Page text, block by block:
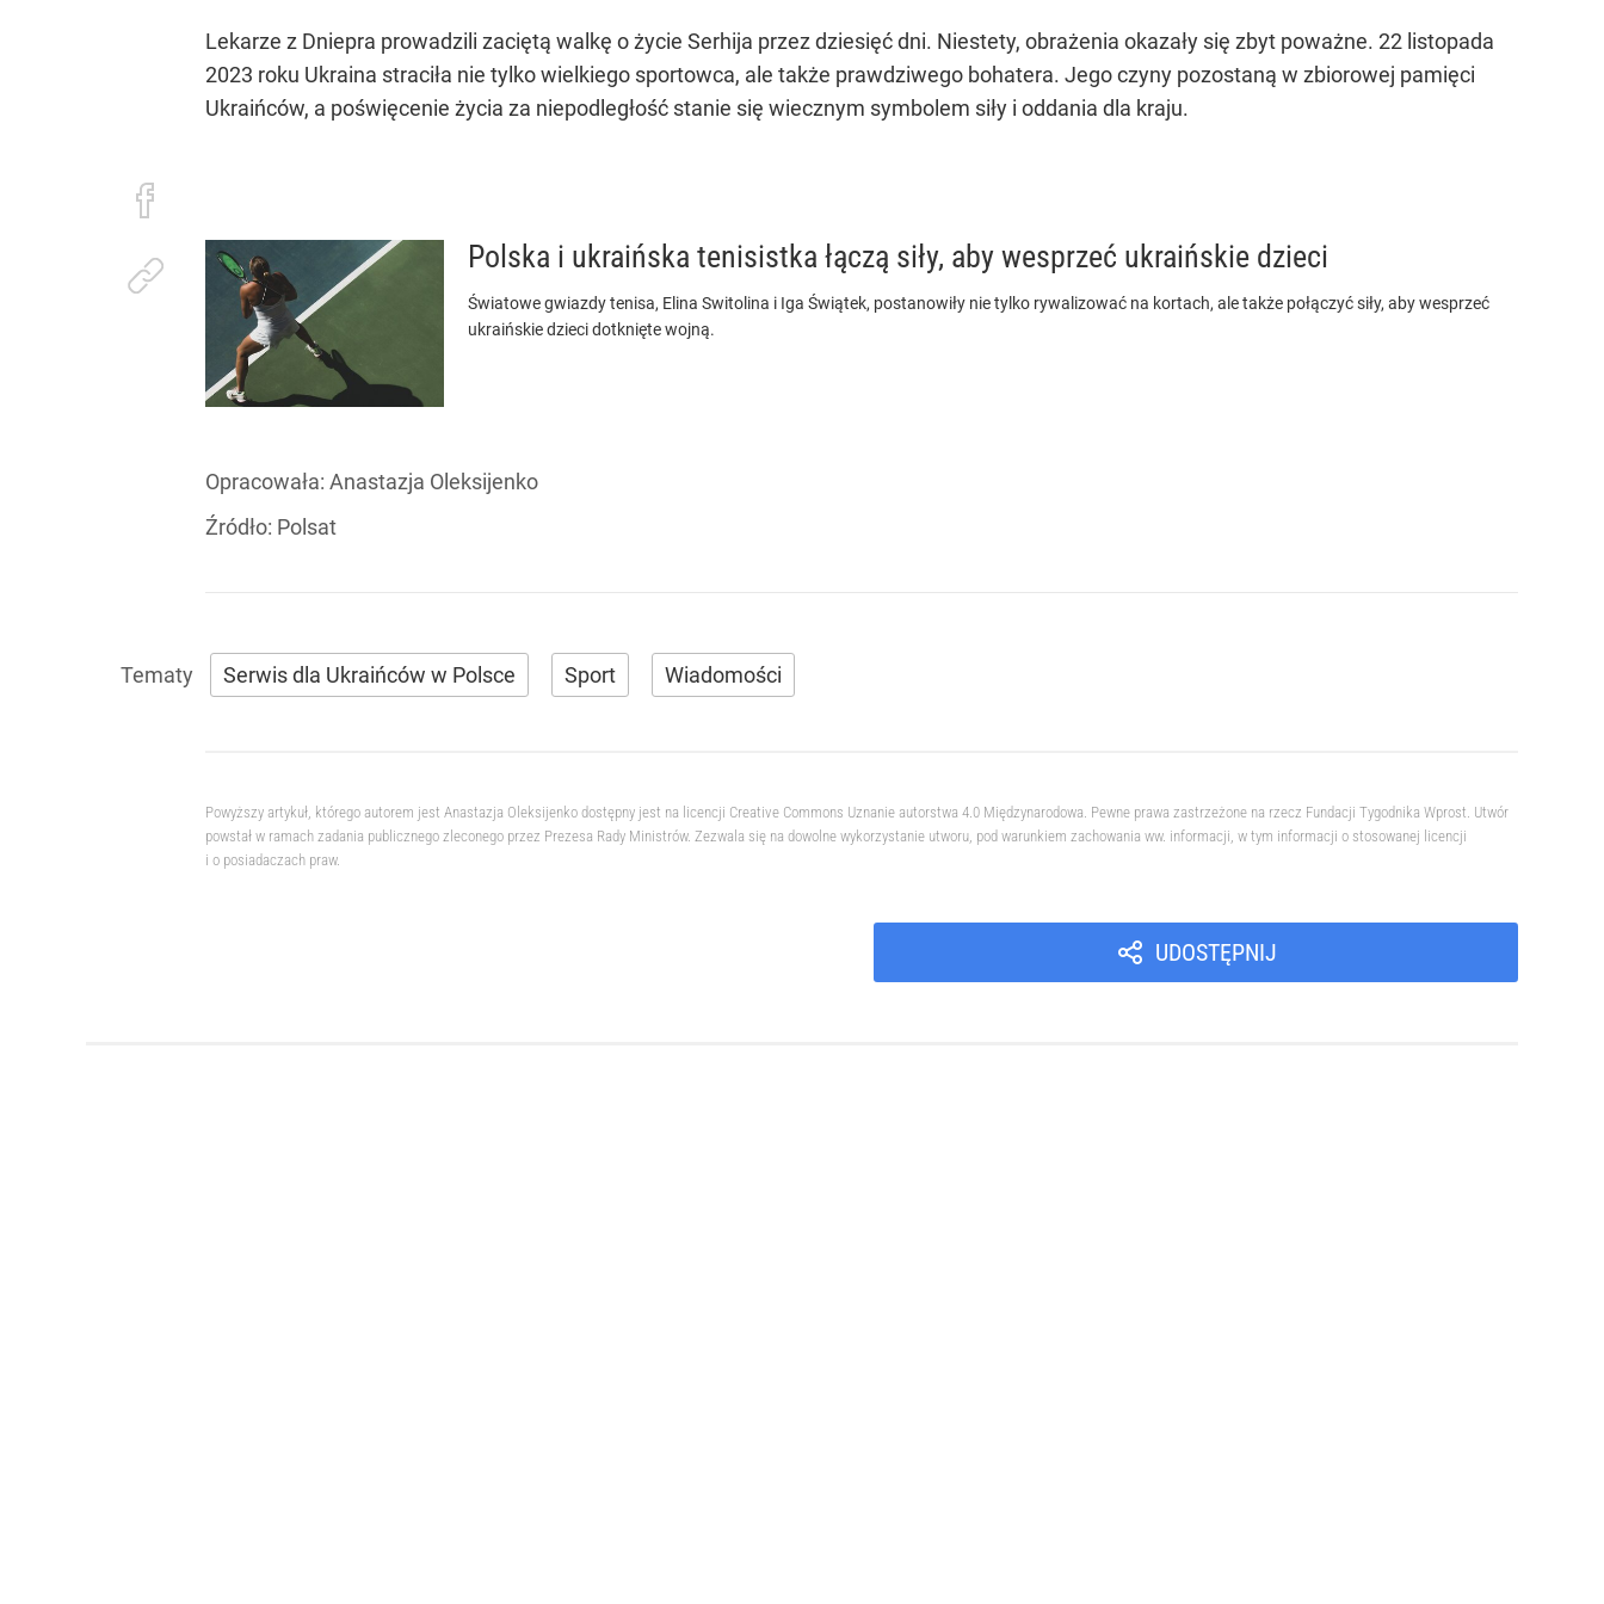
Lekarze z Dniepra prowadzili zaciętą walkę o życie Serhija przez dziesięć dni. Niestety, obrażenia okazały się zbyt poważne. 22 listopada
2023 roku Ukraina straciła nie tylko wielkiego sportowca, ale także prawdziwego bohatera. Jego czyny pozostaną w zbiorowej pamięci
Ukraińców, a poświęcenie życia za niepodległość stanie się wiecznym symbolem siły i oddania dla kraju.
Polska i ukraińska tenisistka łączą siły, aby wesprzeć ukraińskie dzieci
Światowe gwiazdy tenisa, Elina Switolina i Iga Świątek, postanowiły nie tylko rywalizować na kortach, ale także połączyć siły, aby wesprzeć
ukraińskie dzieci dotknięte wojną.
Opracowała: Anastazja Oleksijenko
Źródło: Polsat
Serwis dla Ukraińców w Polsce Sport Wiadomości
Powyższy artykuł, którego autorem jest Anastazja Oleksijenko dostępny jest na licencji Creative Commons Uznanie autorstwa 4.0 Międzynarodowa. Pewne prawa zastrzeżone na rzecz Fundacji Tygodnika Wprost. Utwór
powstał w ramach zadania publicznego zleconego przez Prezesa Rady Ministrów. Zezwala się na dowolne wykorzystanie utworu, pod warunkiem zachowania ww. informacji, w tym informacji o stosowanej licencji
i o posiadaczach praw.
UDOSTĘPNIJ